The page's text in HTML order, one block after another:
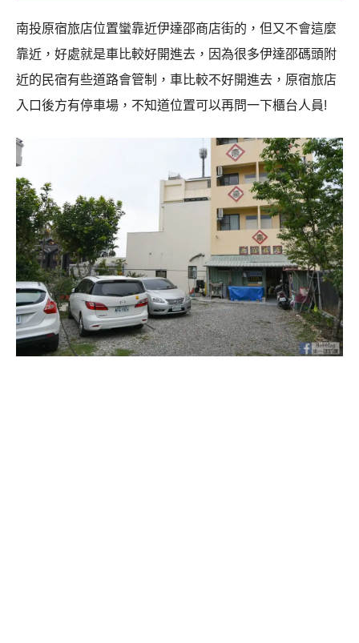
南投原宿旅店位置蠻靠近伊達邵商店街的，但又不會這麼
靠近，好處就是車比較好開進去，因為很多伊達邵碼頭附
近的民宿有些道路會管制，車比較不好開進去，原宿旅店
入口後方有停車場，不知道位置可以再問一下櫃台人員!